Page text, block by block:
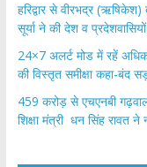
​हरिद्वार से वीरभद्र
सूर्या ने की देश व
24×7 अलर्ट मोड में रहें
की विस्तृत समीक्षा कहा-बंद
459 करोड़ से एचएनबी
शिक्षा मंत्री धन सिंह रावत ने